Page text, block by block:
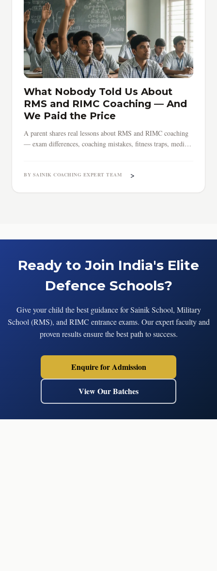
What Nobody Told Us About
RMS and RIMC Coaching — And
We Paid the Price
A parent shares real lessons about RMS and RIMC coaching
— exam differences, coaching mistakes, fitness traps, medical
BY SAINIK COACHING EXPERT TEAM >
Ready to Join India's Elite
Defence Schools?
Give your child the best guidance for Sainik School, Military
School (RMS), and RIMC entrance exams. Our expert faculty and
proven results ensure the best path to success.
Enquire for Admission
View Our Batches